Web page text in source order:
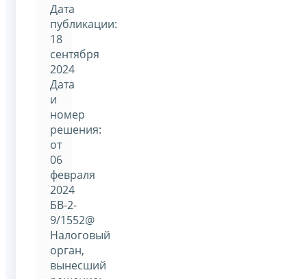
Дата
публикации:
18
сентября
2024
Дата
и
номер
решения:
от
06
февраля
2024
БВ-2-
9/1552@
Налоговый
орган,
вынесший